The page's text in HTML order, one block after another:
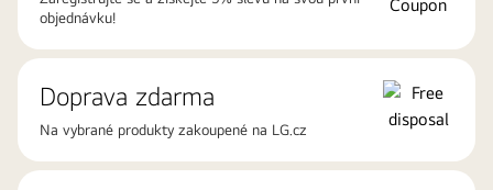
objednávku!
Doprava zdarma
Na vybrané produkty zakoupené na LG.cz